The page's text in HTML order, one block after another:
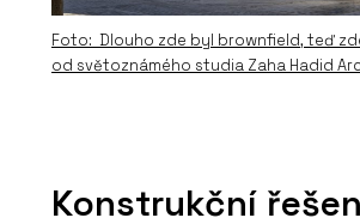
Foto: Dlouho zde byl brownfield, teď
od světoznámého studia Zaha Hadid
Konstrukční